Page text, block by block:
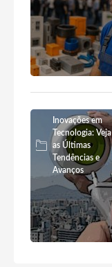
Inovações em
Tecnologia: Veja
as Últimas
Tendências e
Avanços